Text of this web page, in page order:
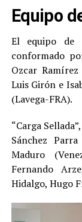
Equipo
El equipo de
conformado
Ozcar
Luis Girón e
(Lavega-FRA).
“Carga
Sánchez
Maduro
Fernando
Hidalgo, Hugo